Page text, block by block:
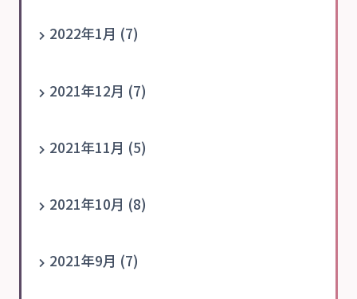
2022年1月 (7)
2021年12月 (7)
2021年11月 (5)
2021年10月 (8)
2021年9月 (7)